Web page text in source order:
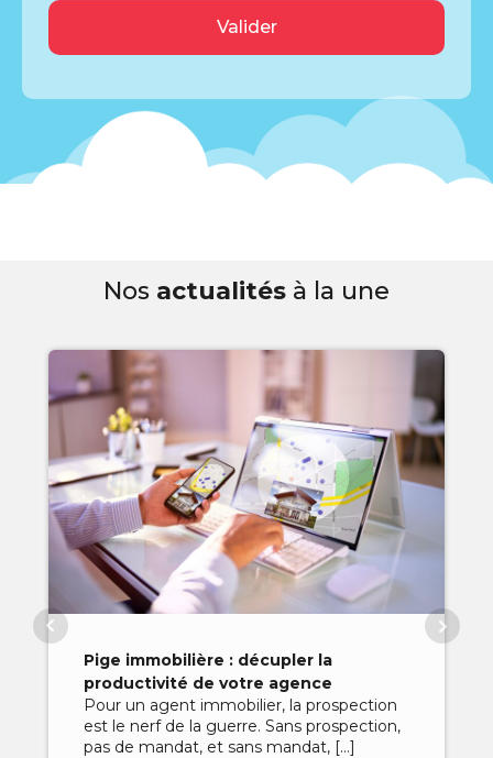
Nos actualités à la une
Pige immobilière : décupler la
productivité de votre agence
Pour un agent immobilier, la prospection
est le nerf de la guerre. Sans prospection,
pas de mandat, et sans mandat, […]